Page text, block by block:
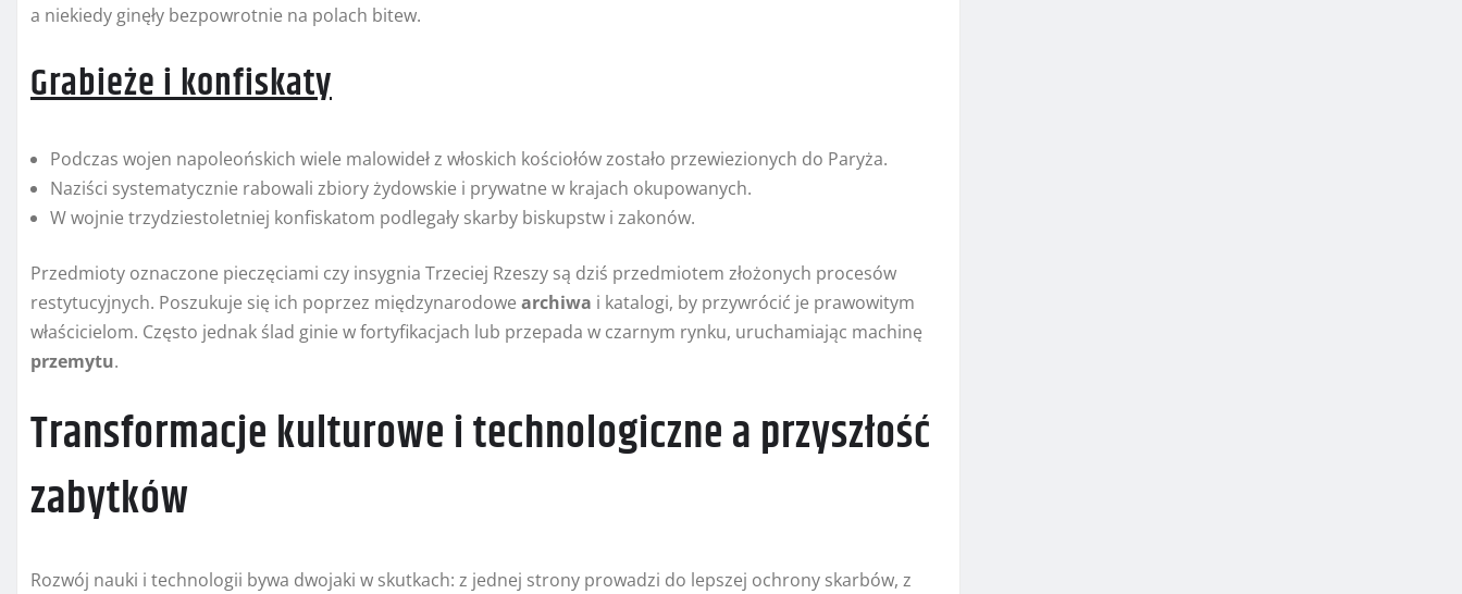
a niekiedy ginęły bezpowrotnie na polach bitew.
Grabieże i konfiskaty
Podczas wojen napoleońskich wiele malowideł z włoskich kościołów zostało przewiezionych do Paryża.
Naziści systematycznie rabowali zbiory żydowskie i prywatne w krajach okupowanych.
W wojnie trzydziestoletniej konfiskatom podlegały skarby biskupstw i zakonów.
Przedmioty oznaczone pieczęciami czy insygnia Trzeciej Rzeszy są dziś przedmiotem złożonych procesów
restytucyjnych. Poszukuje się ich poprzez międzynarodowe archiwa i katalogi, by przywrócić je prawowitym
właścicielom. Często jednak ślad ginie w fortyfikacjach lub przepada w czarnym rynku, uruchamiając machinę
przemytu.
Transformacje kulturowe i technologiczne a przyszłość
zabytków
Rozwój nauki i technologii bywa dwojaki w skutkach: z jednej strony prowadzi do lepszej ochrony skarbów, z